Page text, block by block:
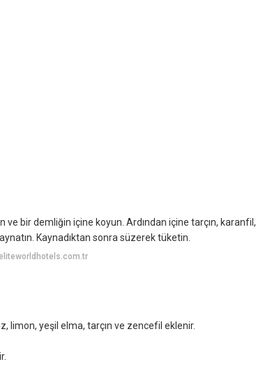
ve bir demliğin içine koyun. Ardından içine tarçın, karanfil,
Kaynadıktan sonra süzerek tüketin.
eliteworldhotels.com.tr
limon, yeşil elma, tarçın ve zencefil eklenir.